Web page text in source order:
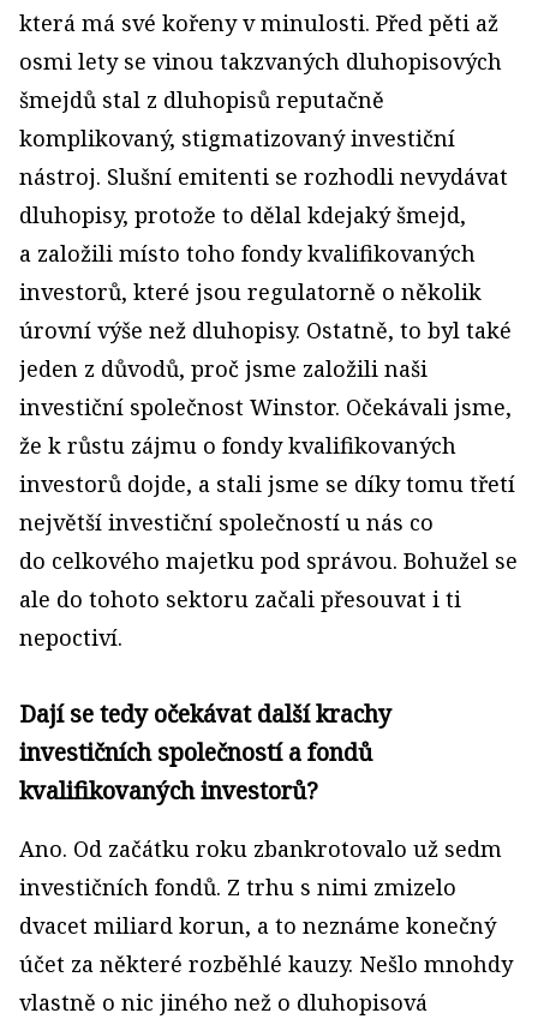
která má své kořeny v minulosti. Před pěti až
osmi lety se vinou takzvaných dluhopisových
šmejdů stal z dluhopisů reputačně
komplikovaný, stigmatizovaný investiční
nástroj. Slušní emitenti se rozhodli nevydávat
dluhopisy, protože to dělal kdejaký šmejd,
a založili místo toho fondy kvalifikovaných
investorů, které jsou regulatorně o několik
úrovní výše než dluhopisy. Ostatně, to byl také
jeden z důvodů, proč jsme založili naši
investiční společnost Winstor. Očekávali jsme,
že k růstu zájmu o fondy kvalifikovaných
investorů dojde, a stali jsme se díky tomu třetí
největší investiční společností u nás co
do celkového majetku pod správou. Bohužel se
ale do tohoto sektoru začali přesouvat i ti
nepoctiví.
Dají se tedy očekávat další krachy
investičních společností a fondů
kvalifikovaných investorů?
Ano. Od začátku roku zbankrotovalo už sedm
investičních fondů. Z trhu s nimi zmizelo
dvacet miliard korun, a to neznáme konečný
účet za některé rozběhlé kauzy. Nešlo mnohdy
vlastně o nic jiného než o dluhopisová